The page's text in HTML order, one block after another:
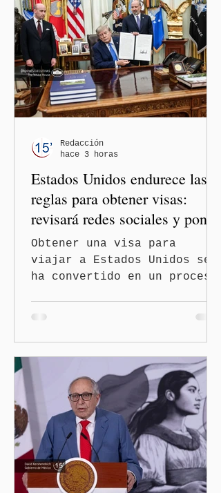
entre los gobiernos de
México y Perú. “Es
importante que más allá de
la orientación política de
los gobiernos —porque hay
orientaciones políticas de
los gobiernos, llegan por
— es importante que México
tenga relaciones
diplomáticas con el mu
Estados Unidos endurece las
reglas para obtener visas:
revisará redes sociales y pone
freno al Turismo de
Nacimiento
Obtener una visa para
viajar a Estados Unidos se
ha convertido en un proceso
Estado amplió la revisión
de la presencia digital de
los solicitantes, mientras
Washington busca cerrar el
paso al llamado “turismo de
nacimiento” y reforzar los
controles migratorios.
Redacción
hace 3 horas